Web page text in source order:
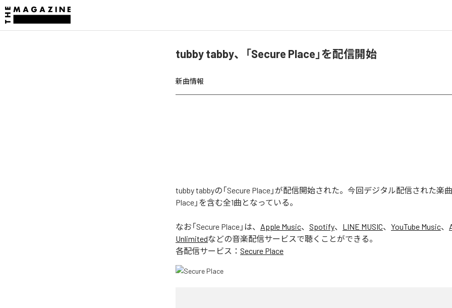
tubby tabby、「Secure Place」を配信開始
新曲情報
tubby tabbyの「Secure Place」が配信開始された。今回デジタル配信された楽
Place」を含む全1曲となっている。
なお「Secure Place 」は、 Apple Music、 Spotify、 LINE MUSIC、 YouTube Music、
Unlimitedなどの音楽配信サービスで聴くことができる。
各配信サービス： Secure Place